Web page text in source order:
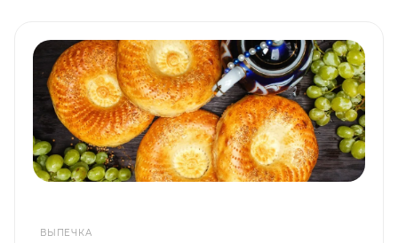
ВЫПЕЧКА